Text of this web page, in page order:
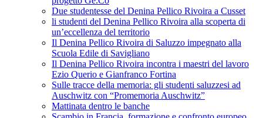
Due studentesse del Denina Pellico Rivoira a Cusset
li studenti del Denina Pellico Rivoira alla scoperta di
un’eccellenza del territorio
Il Denina Pellico Rivoira di Saluzzo impegnato alla
Scuola Edile di Savigliano
Il Denina Pellico Rivoira incontra i maestri del lavoro
Ezio Querio e Gianfranco Fortina
Sulle tracce della memoria: gli studenti saluzzesi ad
Auschwitz con “Promemoria Auschwitz”
Mattinata dentro le banche